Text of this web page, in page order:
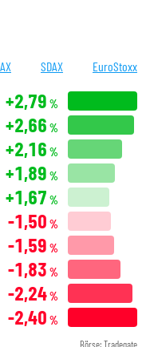
SDAX EuroStoxx
+2,79 %
+2,66 %
+2,16 %
+1,89 %
+1,67 %
-1,50 %
-1,59 %
-1,83 %
-2,24%
-2,40 %